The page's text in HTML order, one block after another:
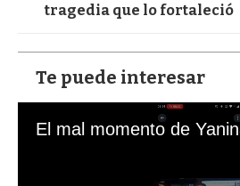
tragedia que lo fortaleció
Te puede interesar